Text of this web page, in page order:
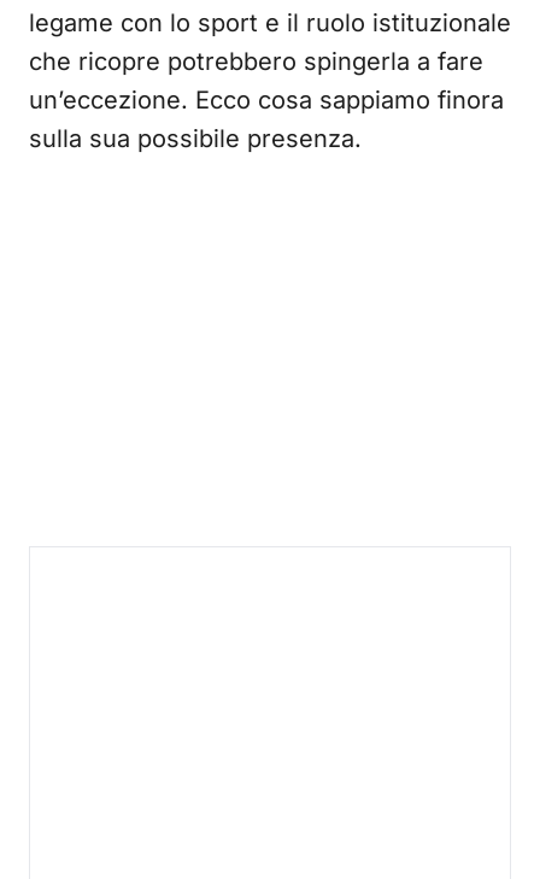
legame con lo sport e il ruolo istituzionale
che ricopre potrebbero spingerla a fare
un’eccezione. Ecco cosa sappiamo finora
sulla sua possibile presenza.